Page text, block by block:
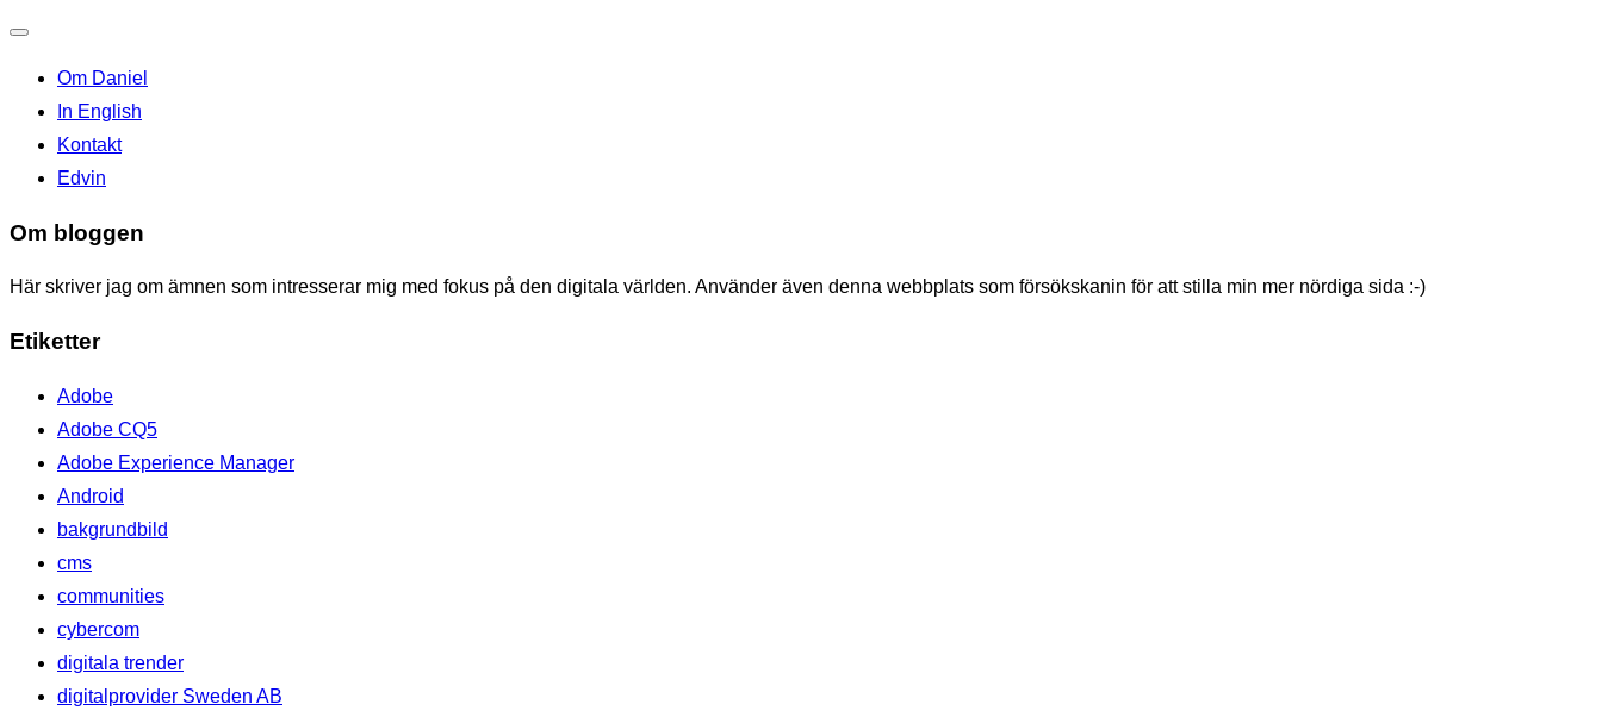
navigation
Om Daniel
In English
Kontakt
Edvin
Om bloggen
Här skriver jag om ämnen som intresserar mig med fokus på den digitala världen. Använder även denna webbplats som försökskanin för att stilla min mer nördiga sida :-)
Etiketter
Adobe
Adobe CQ5
Adobe Experience Manager
Android
bakgrundbild
cms
communities
cybercom
digitala trender
digitalprovider Sweden AB